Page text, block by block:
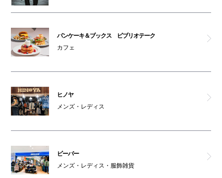
パンケーキ＆ブックス ビブリオテーク
カフェ
ヒノヤ
メンズ・レディス
ビーバー
メンズ・レディス・服飾雑貨